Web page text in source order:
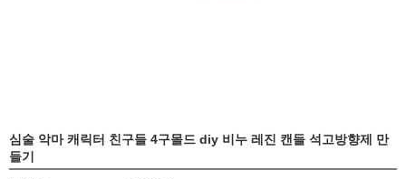
심술 악마 캐릭터 친구들 4구몰드 diy 비누 레진 캔들 석고방향제 만
들기